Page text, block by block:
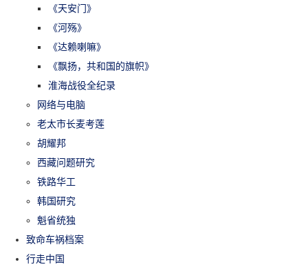
《天安门》
《河殇》
《达赖喇嘛》
《飘扬，共和国的旗帜》
淮海战役全纪录
网络与电脑
老太市长麦考莲
胡耀邦
西藏问题研究
铁路华工
韩国研究
魁省统独
致命车祸档案
行走中国